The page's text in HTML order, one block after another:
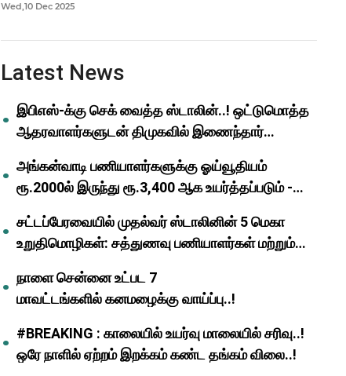
Wed,10 Dec 2025
Latest News
இபிஎஸ்-க்கு செக் வைத்த ஸ்டாலின்..! ஒட்டுமொத்த
ஆதரவாளர்களுடன் திமுகவில் இணைந்தார்
அங்கன்வாடி பணியாளர்களுக்கு ஓய்வூதியம்
ரூ.2000ல் இருந்து ரூ.3,400 ஆக உயர்த்தப்படும் -
சட்டப்பேரவையில் முதல்வர் ஸ்டாலினின் 5 மெகா
உறுதிமொழிகள்: சத்துணவு பணியாளர்கள் மற்றும்
நாளை சென்னை உட்பட 7
மாவட்டங்களில் கனமழைக்கு வாய்ப்பு..!
#BREAKING : காலையில் உயர்வு மாலையில் சரிவு..!
ஒரே நாளில் ஏற்றம் இறக்கம் கண்ட தங்கம் விலை..!